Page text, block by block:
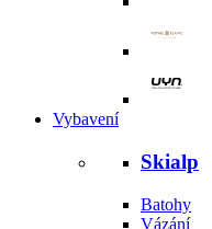
Vybavení
Skialp
Batohy
Vázání